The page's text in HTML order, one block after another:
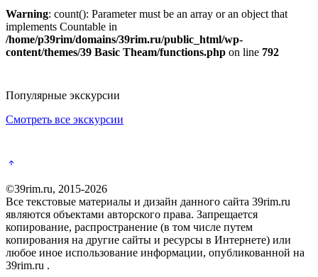
Warning: count(): Parameter must be an array or an object that
implements Countable in
/home/p39rim/domains/39rim.ru/public_html/wp-
content/themes/39 Basic Theam/functions.php on line 792
Популярные экскурсии
Смотреть все экскурсии
©39rim.ru, 2015-2026
Все текстовые материалы и дизайн данного сайта 39rim.ru
являются объектами авторского права. Запрещается
копирование, распространение (в том числе путем
копирования на другие сайты и ресурсы в Интернете) или
любое иное использование информации, опубликованной на
39rim.ru .